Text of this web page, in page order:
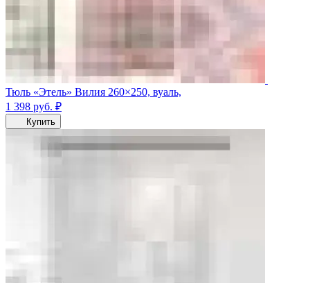
Тюль «Этель» Вилия 260×250, вуаль,
1 398 руб. ₽
Купить